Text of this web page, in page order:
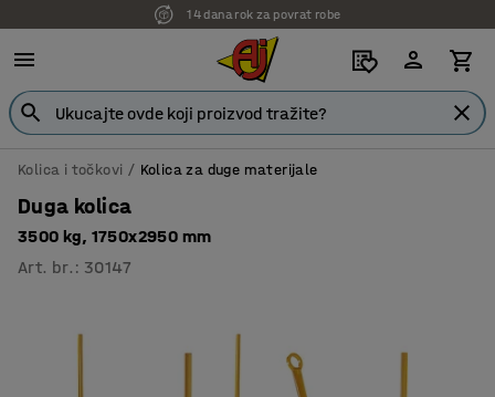
14 dana rok za povrat robe
Kolica i točkovi Kolica za duge materijale
Duga kolica
3500 kg, 1750x2950 mm
Art. br. : 30147